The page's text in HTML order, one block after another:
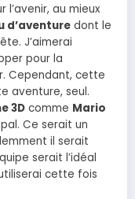
l’avenir, au mieux
d’aventure dont le
J’aimerai
pour la
Cependant, cette
aventure, seul.
3D comme Mario
Ce serait un
il serait
serait l’idéal
cette fois